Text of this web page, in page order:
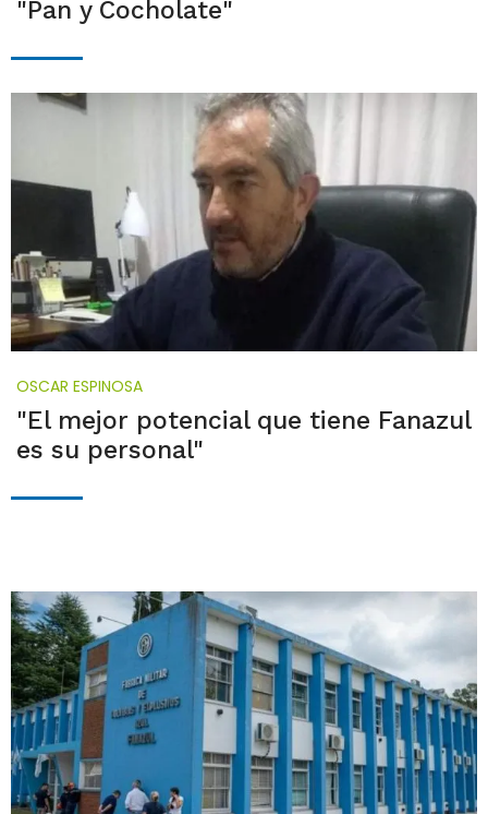
"Pan y Cocholate"
OSCAR ESPINOSA
"El mejor potencial que tiene Fanazul
es su personal"